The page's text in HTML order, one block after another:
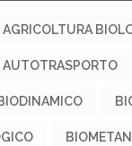
AGRICOLTURA
AUTOTRASPORTO